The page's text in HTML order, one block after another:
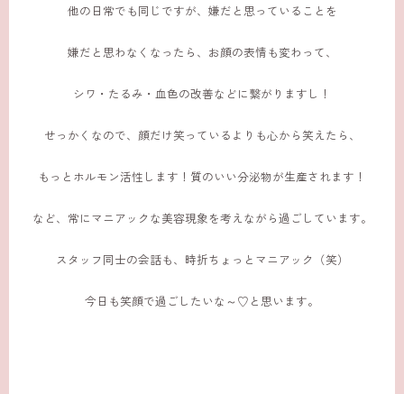
他の日常でも同じですが、嫌だと思っていることを
嫌だと思わなくなったら、お顔の表情も変わって、
シワ・たるみ・血色の改善などに繋がりますし！
せっかくなので、顔だけ笑っているよりも心から笑えたら、
もっとホルモン活性します！質のいい分泌物が生産されます！
など、常にマニアックな美容現象を考えながら過ごしています。
スタッフ同士の会話も、時折ちょっとマニアック（笑）
今日も笑顔で過ごしたいな～♡と思います。